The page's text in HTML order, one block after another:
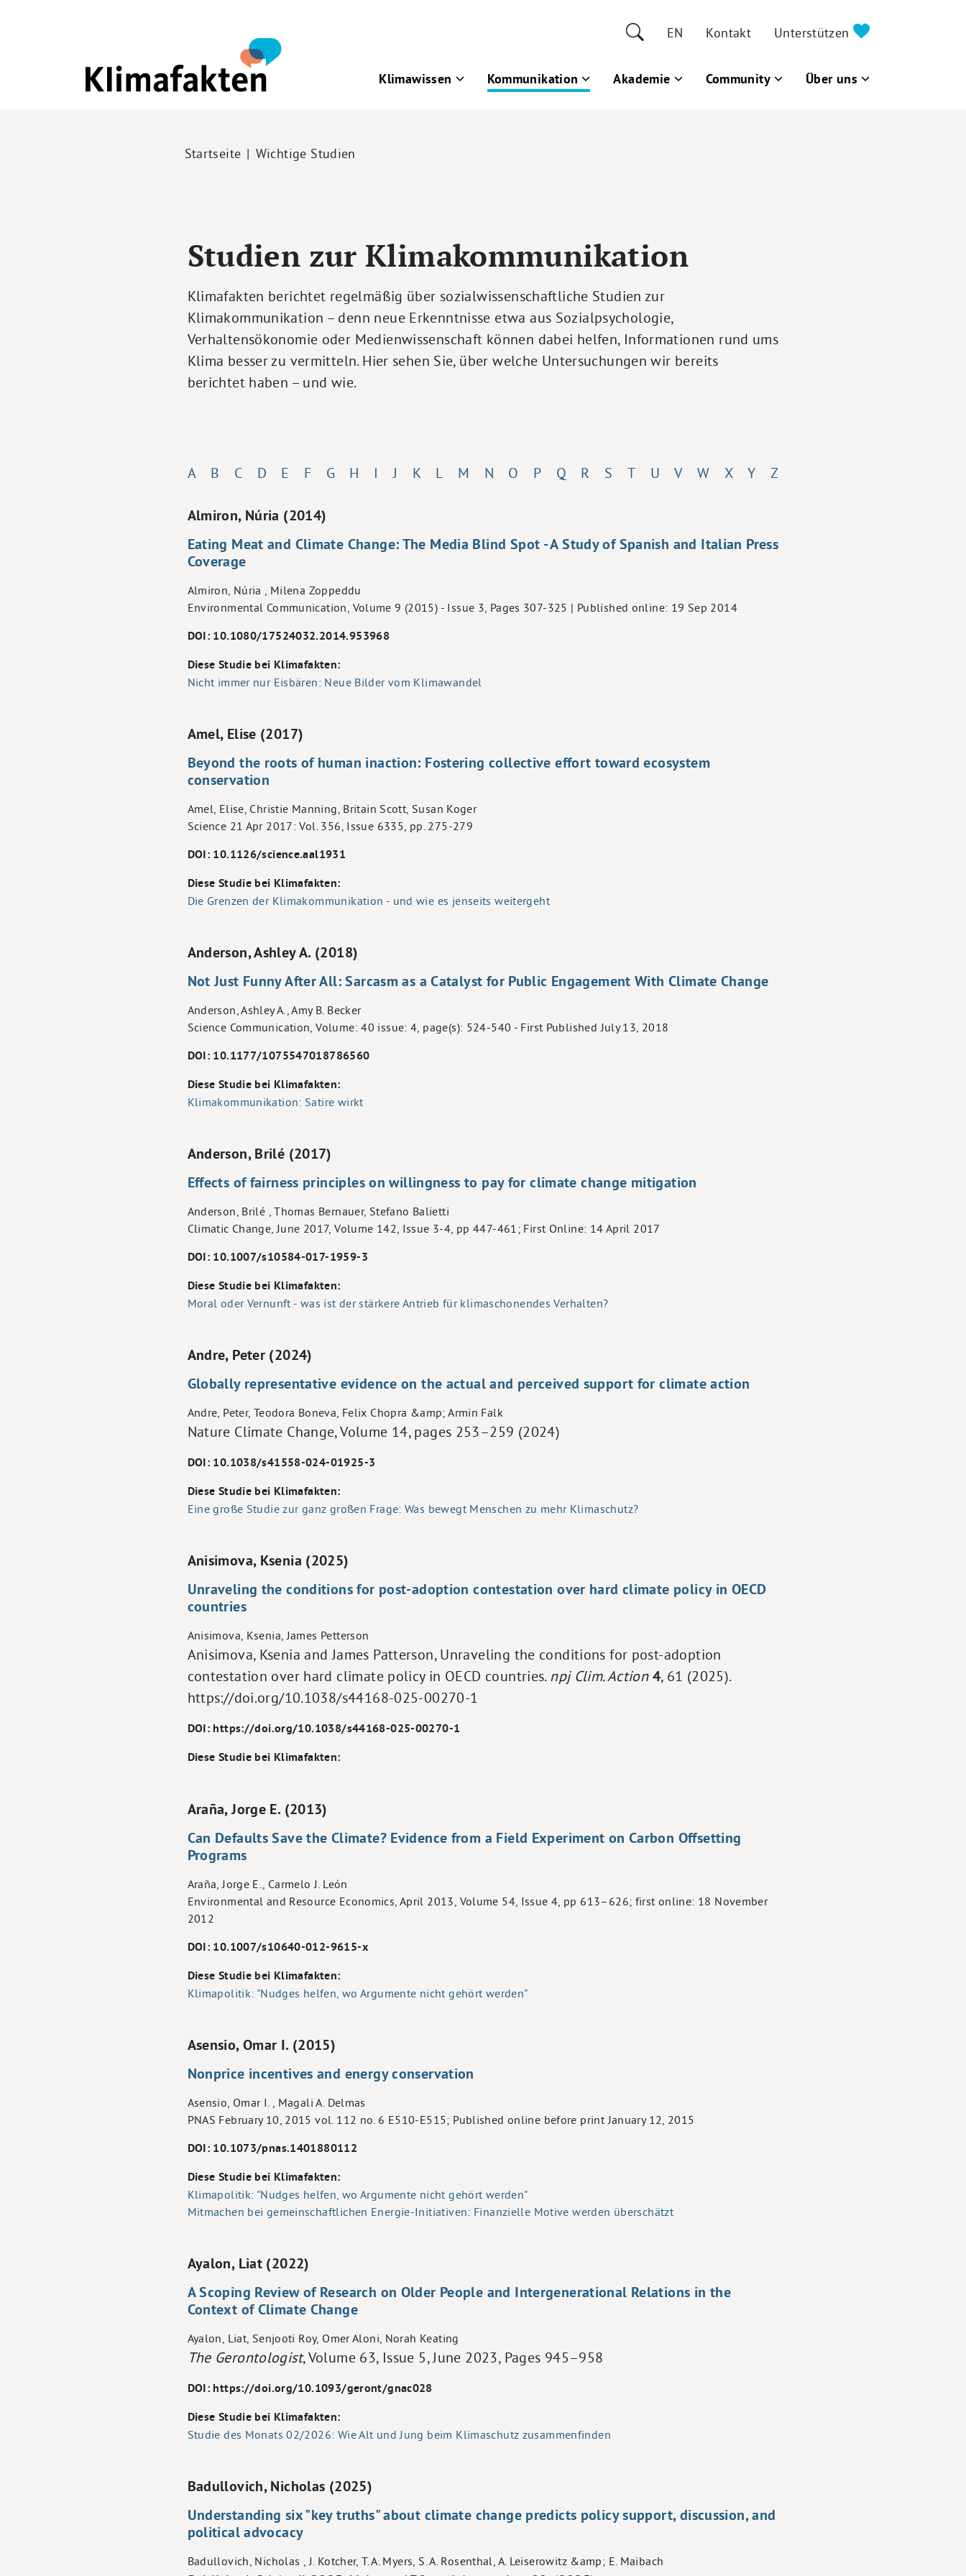
EN Kontakt Unterstützen
Klimawissen Kommunikation Akademie Community Über uns
Pfadnavigation
Startseite Wichtige Studien
Studien zur Klimakommunikation
Klimafakten berichtet regelmäßig über sozialwissenschaftliche Studien zur
Klimakommunikation – denn neue Erkenntnisse etwa aus Sozialpsychologie,
Verhaltensökonomie oder Medienwissenschaft können dabei helfen, Informationen rund ums
Klima besser zu vermitteln. Hier sehen Sie, über welche Untersuchungen wir bereits
berichtet haben – und wie.
A B C D E F G H I J K L M N O P Q R S T U V W X Y Z
Almiron, Núria (2014)
Eating Meat and Climate Change: The Media Blind Spot - A Study of Spanish and Italian Press
Coverage
Almiron, Núria , Milena Zoppeddu
Environmental Communication, Volume 9 (2015) - Issue 3, Pages 307-325 | Published online: 19 Sep 2014
DOI: 10.1080/17524032.2014.953968
Diese Studie bei Klimafakten:
Nicht immer nur Eisbären: Neue Bilder vom Klimawandel
Amel, Elise (2017)
Beyond the roots of human inaction: Fostering collective effort toward ecosystem
conservation
Amel, Elise, Christie Manning, Britain Scott, Susan Koger
Science 21 Apr 2017: Vol. 356, Issue 6335, pp. 275-279
DOI: 10.1126/science.aal1931
Diese Studie bei Klimafakten:
Die Grenzen der Klimakommunikation - und wie es jenseits weitergeht
Anderson, Ashley A. (2018)
Not Just Funny After All: Sarcasm as a Catalyst for Public Engagement With Climate Change
Anderson, Ashley A., Amy B. Becker
Science Communication, Volume: 40 issue: 4, page(s): 524-540 - First Published July 13, 2018
DOI: 10.1177/1075547018786560
Diese Studie bei Klimafakten:
Klimakommunikation: Satire wirkt
Anderson, Brilé (2017)
Effects of fairness principles on willingness to pay for climate change mitigation
Anderson, Brilé , Thomas Bernauer, Stefano Balietti
Climatic Change, June 2017, Volume 142, Issue 3-4, pp 447-461; First Online: 14 April 2017
DOI: 10.1007/s10584-017-1959-3
Diese Studie bei Klimafakten:
Moral oder Vernunft - was ist der stärkere Antrieb für klimaschonendes Verhalten?
Andre, Peter (2024)
Globally representative evidence on the actual and perceived support for climate action
Andre, Peter, Teodora Boneva, Felix Chopra &amp; Armin Falk
Nature Climate Change, Volume 14, pages 253–259 (2024)
DOI: 10.1038/s41558-024-01925-3
Diese Studie bei Klimafakten:
Eine große Studie zur ganz großen Frage: Was bewegt Menschen zu mehr Klimaschutz?
Anisimova, Ksenia (2025)
Unraveling the conditions for post-adoption contestation over hard climate policy in OECD
countries
Anisimova, Ksenia, James Petterson
Anisimova, Ksenia and James Patterson, Unraveling the conditions for post-adoption
contestation over hard climate policy in OECD countries. npj Clim. Action 4, 61 (2025).
https://doi.org/10.1038/s44168-025-00270-1
DOI: https://doi.org/10.1038/s44168-025-00270-1
Diese Studie bei Klimafakten:
Araña, Jorge E. (2013)
Can Defaults Save the Climate? Evidence from a Field Experiment on Carbon Offsetting
Programs
Araña, Jorge E., Carmelo J. León
Environmental and Resource Economics, April 2013, Volume 54, Issue 4, pp 613–626; first online: 18 November
2012
DOI: 10.1007/s10640-012-9615-x
Diese Studie bei Klimafakten:
Klimapolitik: "Nudges helfen, wo Argumente nicht gehört werden"
Asensio, Omar I. (2015)
Nonprice incentives and energy conservation
Asensio, Omar I. , Magali A. Delmas
PNAS February 10, 2015 vol. 112 no. 6 E510-E515; Published online before print January 12, 2015
DOI: 10.1073/pnas.1401880112
Diese Studie bei Klimafakten:
Klimapolitik: "Nudges helfen, wo Argumente nicht gehört werden"
Mitmachen bei gemeinschaftlichen Energie-Initiativen: Finanzielle Motive werden überschätzt
Ayalon, Liat (2022)
A Scoping Review of Research on Older People and Intergenerational Relations in the
Context of Climate Change
Ayalon, Liat, Senjooti Roy, Omer Aloni, Norah Keating
The Gerontologist, Volume 63, Issue 5, June 2023, Pages 945–958
DOI: https://doi.org/10.1093/geront/gnac028
Diese Studie bei Klimafakten:
Studie des Monats 02/2026: Wie Alt und Jung beim Klimaschutz zusammenfinden
Badullovich, Nicholas (2025)
Understanding six "key truths" about climate change predicts policy support, discussion, and
political advocacy
Badullovich, Nicholas , J. Kotcher, T. A. Myers, S. A. Rosenthal, A. Leiserowitz &amp; E. Maibach